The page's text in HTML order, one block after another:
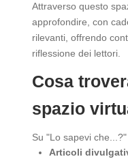
Attraverso questo
approfondire, con
rilevanti, offrendo
riflessione dei lettori.
Cosa
spazio
Su "Lo sapevi
Articoli